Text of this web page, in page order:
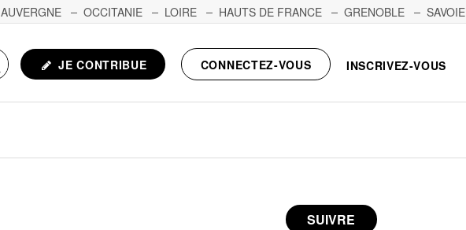
AUVERGNE OCCITANIE LOIRE HAUTS DE FRANCE GRENOBLE
SAVOIE
JE CONTRIBUE CONNECTEZ-VOUS INSCRIVEZ-VOUS
SUIVRE